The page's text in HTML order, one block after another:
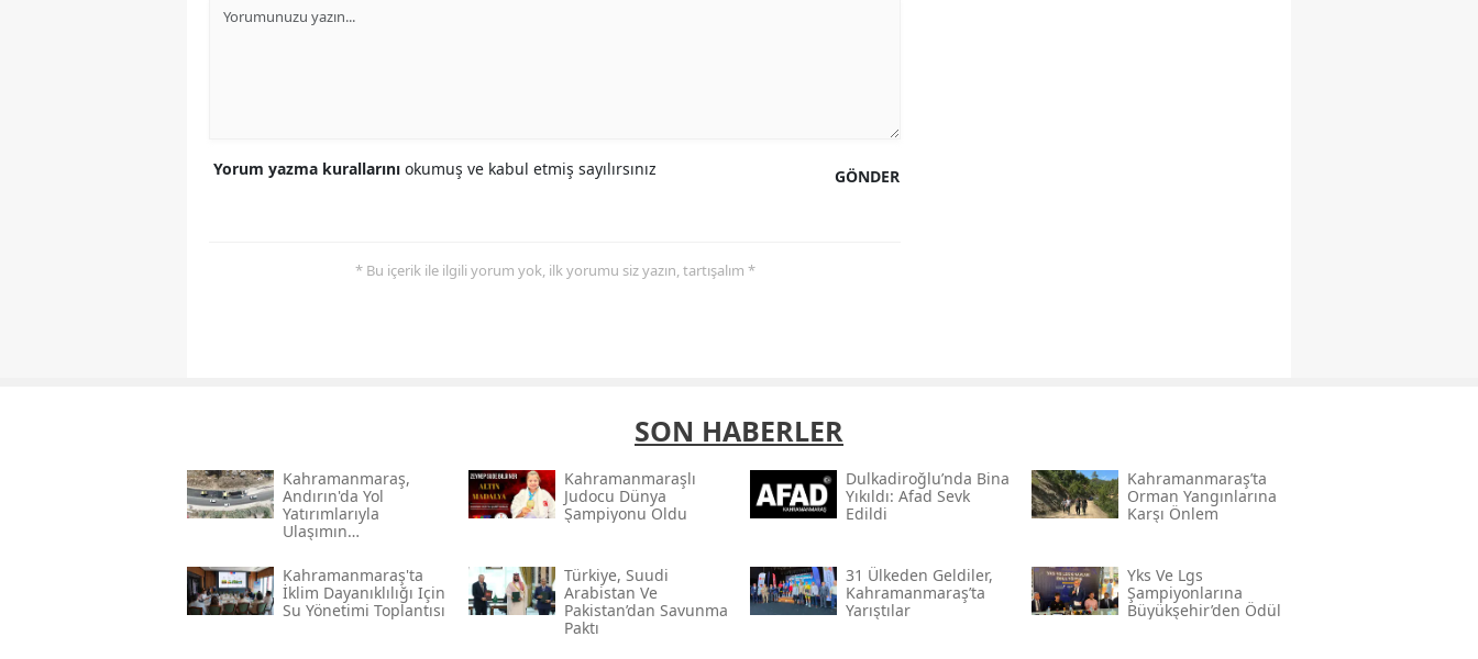
GÖNDER
Yorum yazma kurallarını okumuş ve kabul etmiş sayılırsınız
* Bu içerik ile ilgili yorum yok, ilk yorumu siz yazın, tartışalım *
SON HABERLER
Kahramanmaraş,
Andırın'da Yol
Yatırımlarıyla
Ulaşımın
Yükseltiyor
Kahramanmaraşlı
Judocu Dünya
Şampiyonu Oldu
Dulkadiroğlu’nda Bina
Yıkıldı: Afad Sevk
Edildi
Kahramanmaraş’ta
Orman Yangınlarına
Karşı Önlem
Kahramanmaraş'ta
İklim Dayanıklılığı Için
Su Yönetimi Toplantısı
Türkiye, Suudi
Arabistan Ve
Pakistan’dan Savunma
Paktı
31 Ülkeden Geldiler,
Kahramanmaraş’ta
Yarıştılar
Yks Ve Lgs
Şampiyonlarına
Büyükşehir’den Ödül